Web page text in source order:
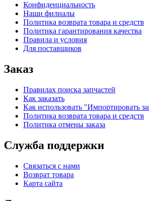
Конфиденциальность
Наши филиалы
Политика возврата товара и средств
Политика гарантирования качества
Правила и условия
Для поставщиков
Заказ
Правилах поиска запчастей
Как заказать
Как использовать "Импортировать
Политика возврата товара и средств
Политика отмены заказа
Служба поддержки
Связаться с нами
Возврат товара
Карта сайта